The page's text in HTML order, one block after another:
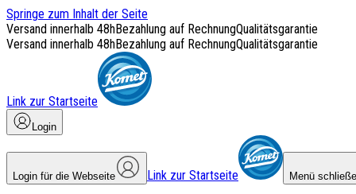
Springe zum Inhalt der Seite
Versand innerhalb 48hBezahlung auf RechnungQualitätsgarantie
Versand innerhalb 48hBezahlung auf RechnungQualitätsgarantie
Link zur Startseite
Login
Login für die Webseite Link zur Startseite Menü